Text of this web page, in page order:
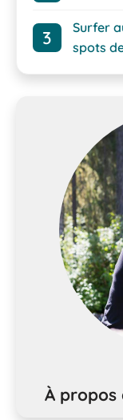
Surfer
spots
À propos